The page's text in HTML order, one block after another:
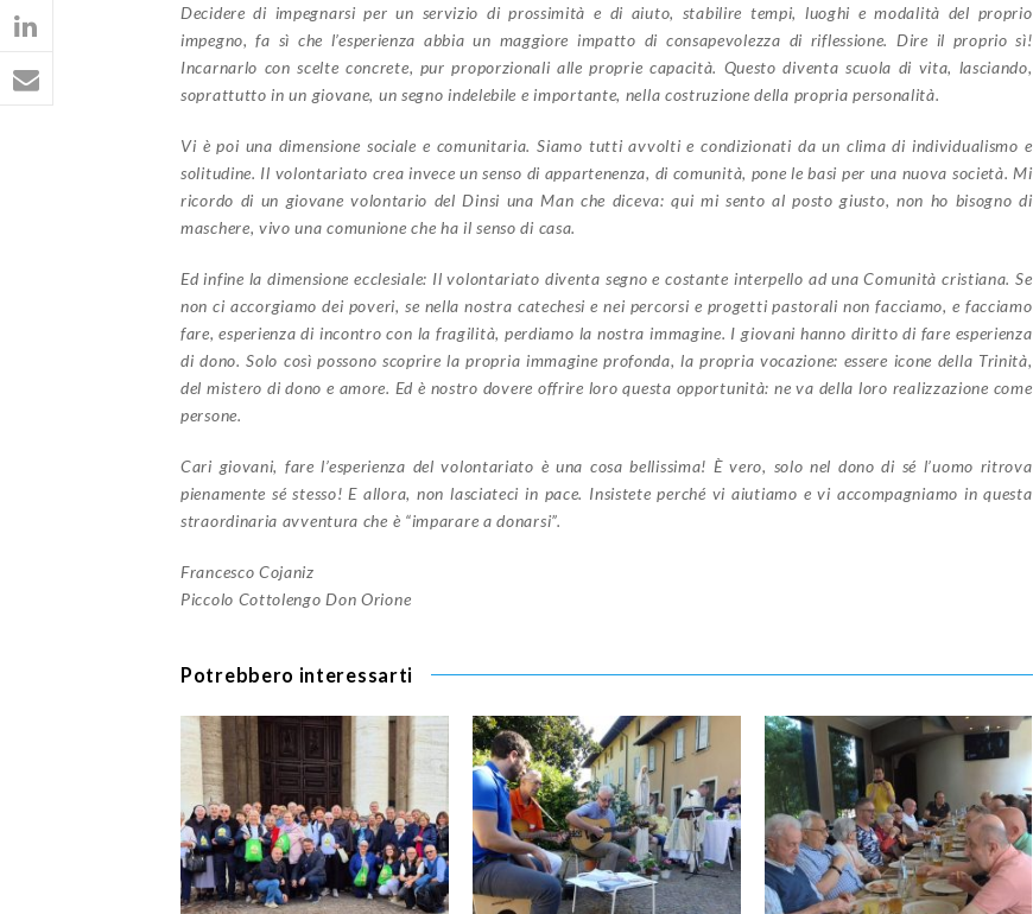
Decidere di impegnarsi per un servizio di prossimità e di aiuto, stabilire tempi, luoghi e modalità del proprio
impegno, fa sì che l’esperienza abbia un maggiore impatto di consapevolezza di riflessione. Dire il proprio sì!
Incarnarlo con scelte concrete, pur proporzionali alle proprie capacità. Questo diventa scuola di vita, lasciando,
soprattutto in un giovane, un segno indelebile e importante, nella costruzione della propria personalità.
Vi è poi una dimensione sociale e comunitaria. Siamo tutti avvolti e condizionati da un clima di individualismo e
solitudine. Il volontariato crea invece un senso di appartenenza, di comunità, pone le basi per una nuova società. Mi
ricordo di un giovane volontario del Dinsi una Man che diceva: qui mi sento al posto giusto, non ho bisogno di
maschere, vivo una comunione che ha il senso di casa.
Ed infine la dimensione ecclesiale: Il volontariato diventa segno e costante interpello ad una Comunità cristiana. Se
non ci accorgiamo dei poveri, se nella nostra catechesi e nei percorsi e progetti pastorali non facciamo, e facciamo
fare, esperienza di incontro con la fragilità, perdiamo la nostra immagine. I giovani hanno diritto di fare esperienza
di dono. Solo così possono scoprire la propria immagine profonda, la propria vocazione: essere icone della Trinità,
del mistero di dono e amore. Ed è nostro dovere offrire loro questa opportunità: ne va della loro realizzazione come
persone.
Cari giovani, fare l’esperienza del volontariato è una cosa bellissima! È vero, solo nel dono di sé l’uomo ritrova
pienamente sé stesso! E allora, non lasciateci in pace. Insistete perché vi aiutiamo e vi accompagniamo in questa
straordinaria avventura che è “imparare a donarsi”.
Francesco Cojaniz
Piccolo Cottolengo Don Orione
Potrebbero interessarti